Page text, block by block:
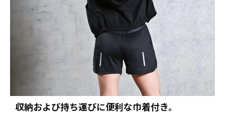
収納および持ち運びに便利な巾着付き。